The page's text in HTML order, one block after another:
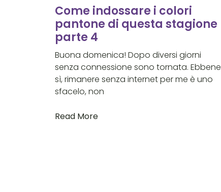
Come indossare i colori
pantone di questa stagione
parte 4
Buona domenica! Dopo diversi giorni
senza connessione sono tornata. Ebbene
sì, rimanere senza internet per me è uno
sfacelo, non
Read More